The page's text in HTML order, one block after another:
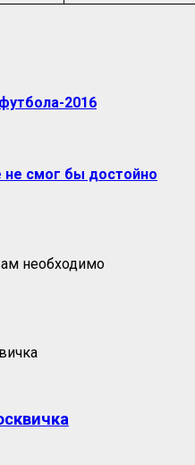
2016
смог бы достойно
необходимо